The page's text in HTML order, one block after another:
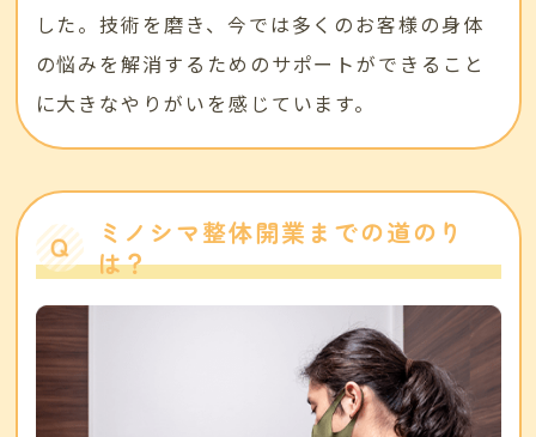
した。技術を磨き、今では多くのお客様の身体
の悩みを解消するためのサポートができること
に大きなやりがいを感じています。
ミノシマ整体開業までの道のり
は？